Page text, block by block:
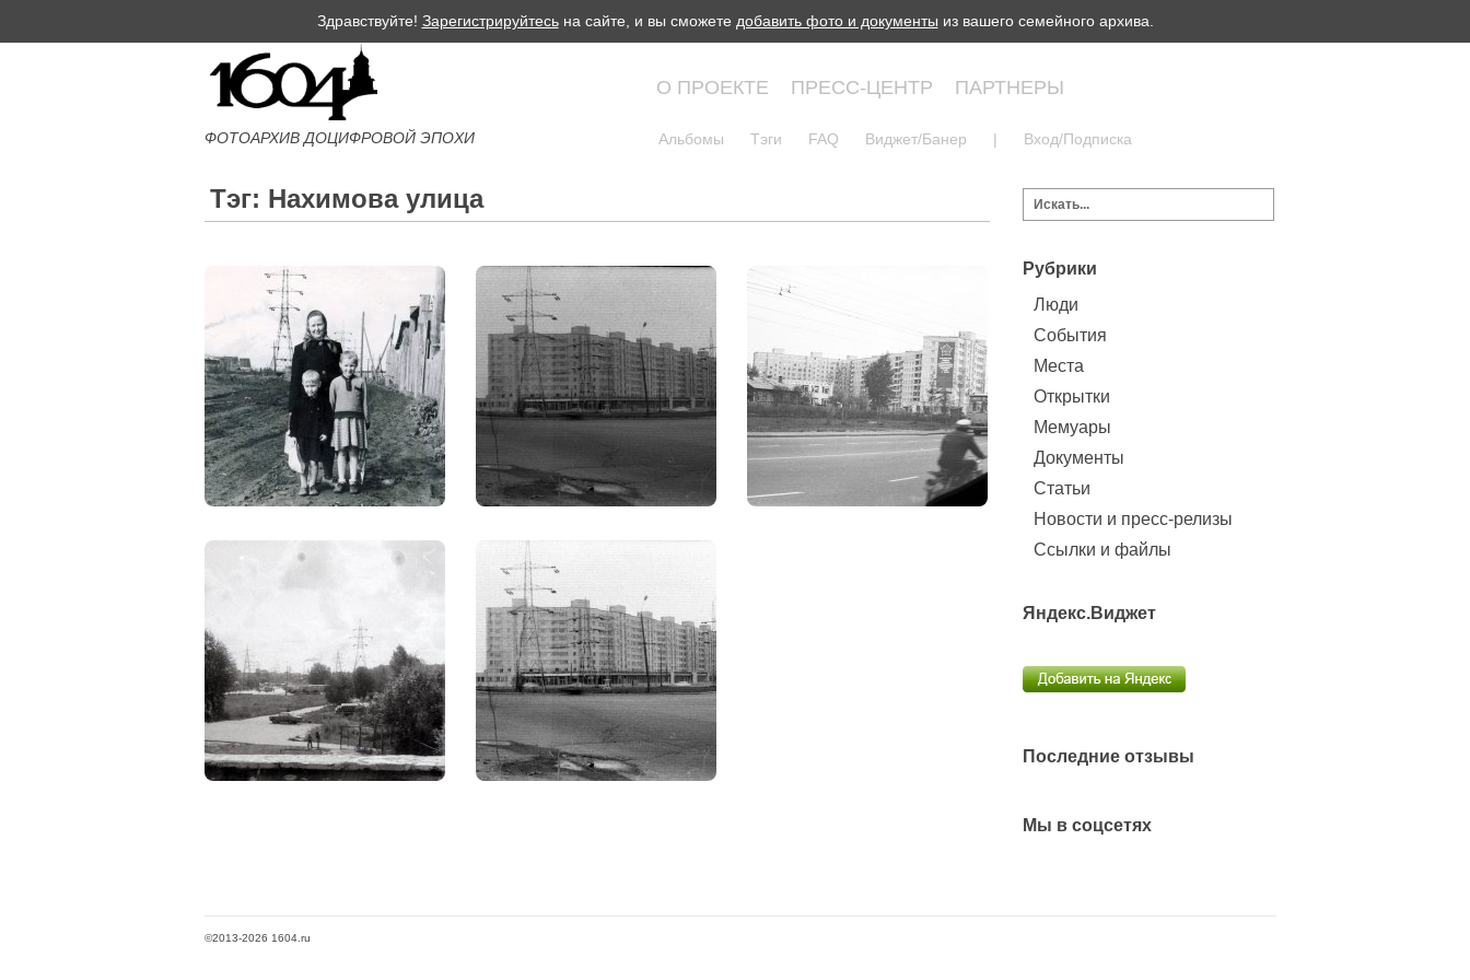
Здравствуйте! Зарегистрируйтесьна сайте, и вы сможете добавить фото и документы из вашего семейного архива.
ФОТОАРХИВ ДОЦИФРОВОЙ ЭПОХИ
О ПРОЕКТЕ ПРЕСС-ЦЕНТР ПАРТНЕРЫ
Альбомы Тэги FAQ Виджет/Банер | Вход/Подписка
Тэг: Нахимова улица
Рубрики
Люди
События
Места
Открытки
Мемуары
Документы
Статьи
Новости и пресс-релизы
Ссылки и файлы
Яндекс.Виджет
Последние отзывы
Мы в соцсетях
©2013-2026 1604.ru